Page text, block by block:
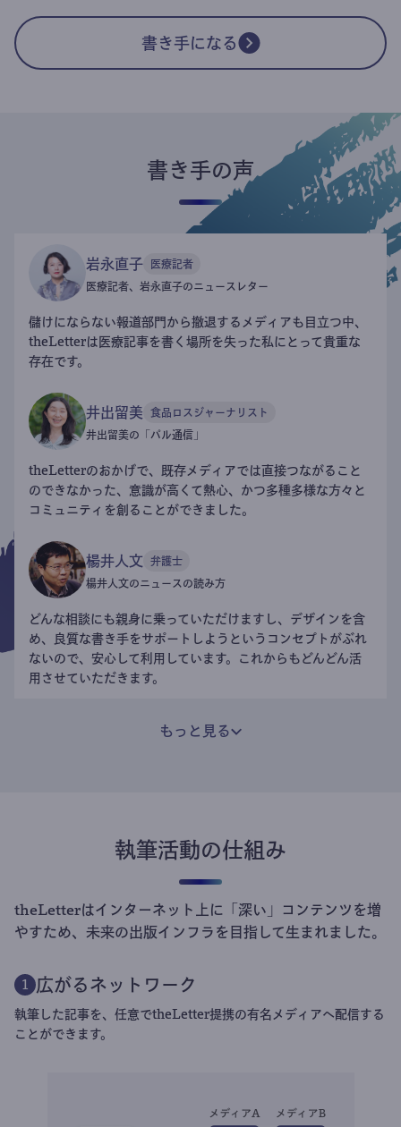
書き手になる
書き手の声
岩永直子 医療記者
医療記者、岩永直子のニュースレター
儲けにならない報道部門から撤退するメディアも目立つ中、
theLetterは医療記事を書く場所を失った私にとって貴重な
存在です。
井出留美 食品ロスジャーナリスト
井出留美の「パル通信」
theLetterのおかげで、既存メディアでは直接つながること
のできなかった、意識が高くて熱心、かつ多種多様な方々と
コミュニティを創ることができました。
楊井人文 弁護士
楊井人文のニュースの読み方
どんな相談にも親身に乗っていただけますし、デザインを含
め、良質な書き手をサポートしようというコンセプトがぶれ
ないので、安心して利用しています。これからもどんどん活
用させていただきます。
もっと見る
執筆活動の仕組み
theLetterはインターネット上に「深い」コンテンツを増
やすため、未来の出版インフラを目指して生まれました。
1 広がるネットワーク
執筆した記事を、任意でtheLetter提携の有名メディアへ配信する
ことができます。